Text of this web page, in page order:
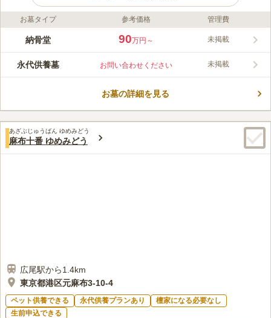
ライフドット編集部のコメント
六本木ヒルズからも近い場所に位置する、アクセスが抜群に良い
骨堂と屋外納骨堂があり、個人墓（一人用）・夫婦墓（二人
用）・大家族墓（六人用）の3タイプからお選びいただけます。
参りすることができます。
みんなの評価
3.1 口コミ2件
30代男性
最寄りの駅とお墓の間に店屋があり、お墓参りの前にお花やろう
そくなどの、お供え物を購入することができますので、大変に便利である
と思っていますので、喜んでいます。
お墓タイプ 参考価格 管理費
納骨堂 90万円～ 未掲載
永代供養墓 お問い合わせください 未掲載
お墓の詳細を見る
あざぶじゅうばん ゆめみどう
麻布十番 ゆめみどう
広尾駅から1.4km
東京都港区元麻布3-10-4
ペット供養できる 永代供養プランあり
檀家になる必要なし
生前申込できる